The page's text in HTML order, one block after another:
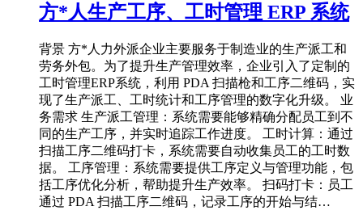
方*人生产工序、工时管理 ERP 系统
背景 方*人力外派企业主要服务于制造业的生产派工和
劳务外包。为了提升生产管理效率，企业引入了定制的
工时管理ERP系统，利用 PDA 扫描枪和工序二维码，实
现了生产派工、工时统计和工序管理的数字化升级。 业
务需求 生产派工管理：系统需要能够精确分配员工到不
同的生产工序，并实时追踪工作进度。 工时计算：通过
扫描工序二维码打卡，系统需要自动收集员工的工时数
据。 工序管理：系统需要提供工序定义与管理功能，包
括工序优化分析，帮助提升生产效率。 扫码打卡：员工
通过 PDA 扫描工序二维码，记录工序的开始与结…